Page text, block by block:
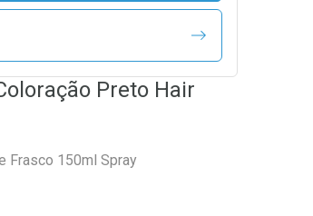
Preto Hair
Frasco 150ml Spray